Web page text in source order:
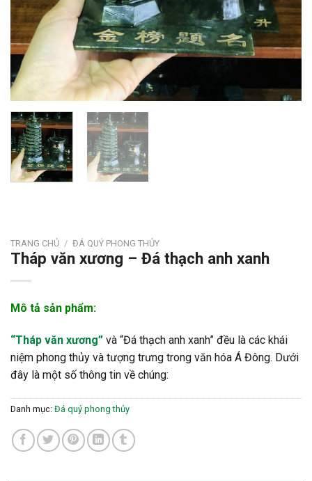
TRANG CHỦ / ĐÁ QUÝ PHONG THỦY
Tháp văn xương – Đá thạch anh xanh
Mô tả sản phẩm:
“Tháp văn xương” và “Đá thạch anh xanh” đều là các khái
niệm phong thủy và tượng trưng trong văn hóa Á Đông. Dưới
đây là một số thông tin về chúng:
Danh mục: Đá quý phong thủy